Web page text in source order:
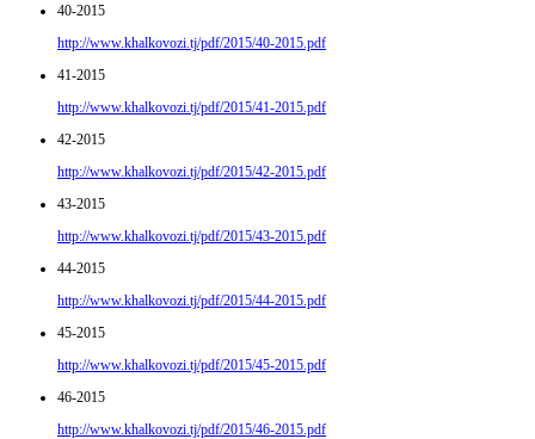
40-2015
http://www.khalkovozi.tj/pdf/2015/40-2015.pdf
41-2015
http://www.khalkovozi.tj/pdf/2015/41-2015.pdf
42-2015
http://www.khalkovozi.tj/pdf/2015/42-2015.pdf
43-2015
http://www.khalkovozi.tj/pdf/2015/43-2015.pdf
44-2015
http://www.khalkovozi.tj/pdf/2015/44-2015.pdf
45-2015
http://www.khalkovozi.tj/pdf/2015/45-2015.pdf
46-2015
http://www.khalkovozi.tj/pdf/2015/46-2015.pdf